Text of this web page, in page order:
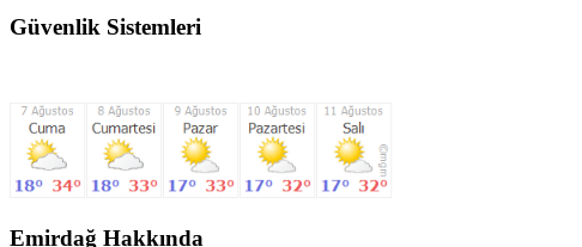
Güvenlik Sistemleri
Emirdağ Hakkında